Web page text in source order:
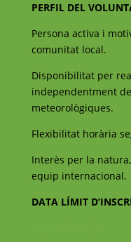
PERFIL DEL
Persona activa i
comunitat local.
Disponibilitat per
independentment
meteorològiques.
Flexibilitat horària
Interès per la
equip internacional.
DATA LÍMIT